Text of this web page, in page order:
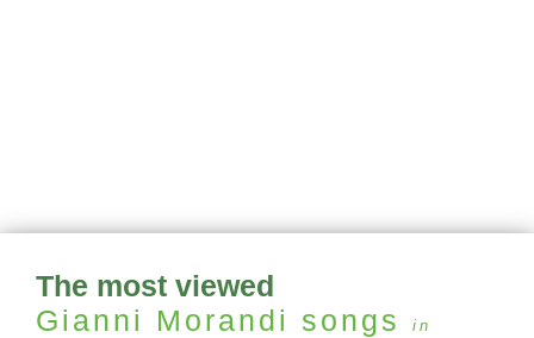
The most viewed
Gianni Morandi songs
in